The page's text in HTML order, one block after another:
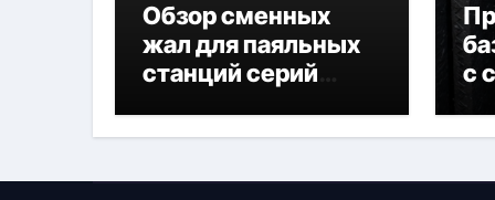
Обзор сменных
жал для паяльных
станций серий
с